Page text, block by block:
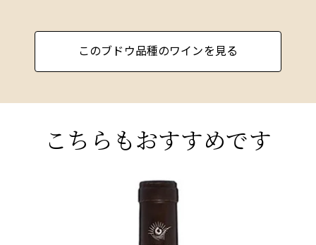
ピノ・ノワールは他の品種よりも過剰収穫に敏感
で、収量が多すぎると、集中力や品種特有の特徴
が急速に失われます。そのため、コート・ドール
皮が薄いため、ピノ・ノワールのワインは色、ボ
ンは、他のぶどう品種のワインではめったに見ら
れない、果実の濃縮感、複雑さ、そして力強さを
持っています。若いピノ・ノワールはほのかに甘
い香りがし、圧搾したばかりのラズベリー、チェ
このブドウ品種のワインを見る
こちらもおすすめです
2021 マランジュ、クロ・デ・ラ・ブティエール、
プルミエ・クリュ、バシュレ=モノ